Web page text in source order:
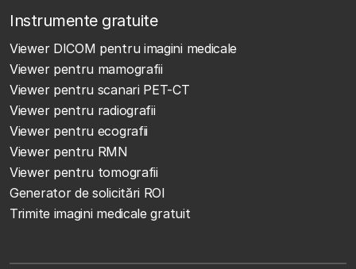
Instrumente gratuite
Viewer DICOM pentru imagini medicale
Viewer pentru mamografii
Viewer pentru scanari PET-CT
Viewer pentru radiografii
Viewer pentru ecografii
Viewer pentru RMN
Viewer pentru tomografii
Generator de solicitări ROI
Trimite imagini medicale gratuit